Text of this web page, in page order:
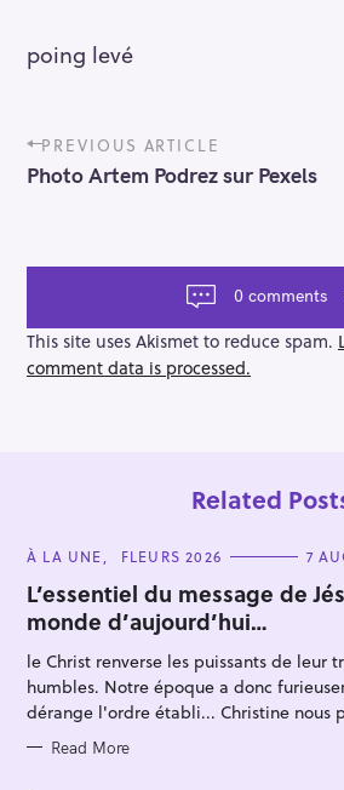
poing levé
P
o
s
a
g
a
t
PREVIOUS ARTICLE
Photo Artem Podrez sur Pexels
0 comments
This site uses Akismet to reduce spam.
comment data is processed.
Related
C
T
E
G
O
R
I
E
S
À LA UNE FLEURS 2026 7
L’essentiel du message de
monde d’aujourd’hui…
le Christ renverse les puissants de leur
humbles. Notre époque a donc
dérange l'ordre établi... Christine nous
Read More
S
e